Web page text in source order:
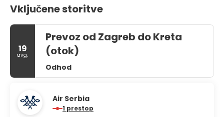
Vključene storitve
19
avg.
Prevoz od Zagreb do Kreta
(otok)
Odhod
Air Serbia
1 prestop